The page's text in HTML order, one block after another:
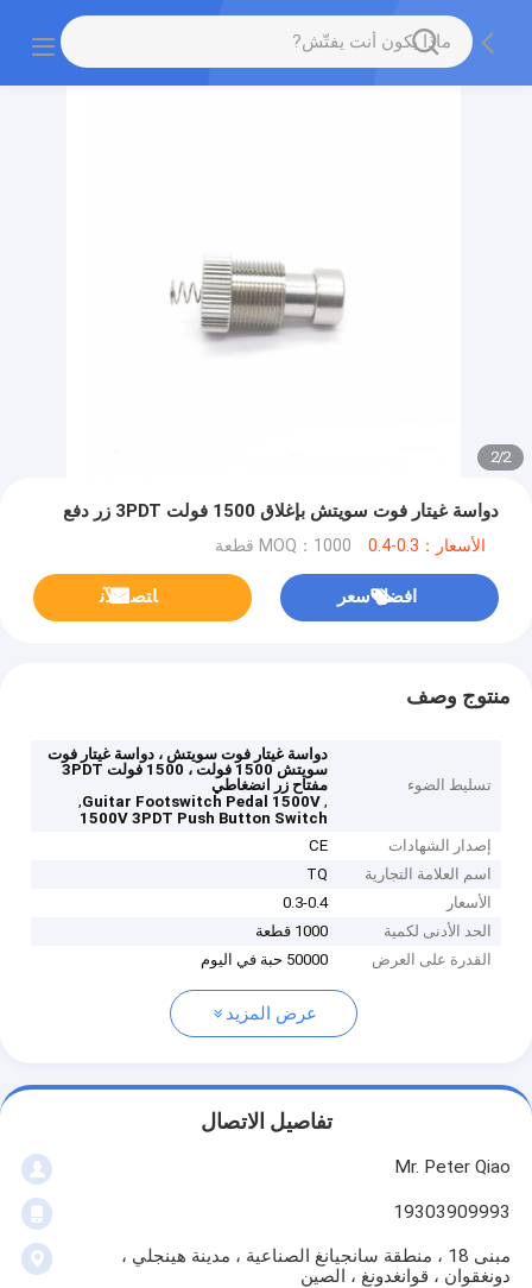
2
/
2
دواسة غيتار فوت سويتش بإغلاق 1500 فولت 3PDT زر دفع
الأسعار：0.3-0.4 MOQ：1000 قطعة
افضل سعر ﺎﺘﺼﻟ ﺍﻶﻧ
منتوج وصف
تسليط الضوء
دواسة غيتار فوت سويتش ، دواسة غيتار فوت
سويتش 1500 فولت ، 1500 فولت 3PDT
مفتاح زر انضغاطي
,
Guitar Footswitch Pedal 1500V
,
1500V 3PDT Push Button Switch
إصدار الشهادات
CE
اسم العلامة التجارية
TQ
الأسعار
0.3-0.4
الحد الأدنى لكمية
1000 قطعة
القدرة على العرض
50000 حبة في اليوم
عرض المزيد
تفاصيل الاتصال
Mr. Peter Qiao
19303909993
مبنى 18 ، منطقة سانجيانغ الصناعية ، مدينة هينجلي ،
دونغقوان ، قوانغدونغ ، الصين